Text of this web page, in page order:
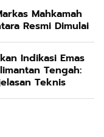
Mahkamah
Resmi Dimulai
Indikasi Emas
Tengah:
Teknis